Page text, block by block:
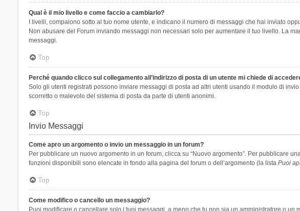
Qual è il mio livello e come faccio a cambiarlo?
I livelli, compaiono sotto al tuo nome utente, e indicano il numero di messaggi che hai inviato
Non abusare del Forum inviando messaggi non necessari solo per aumentare il tuo livello. La
messaggi.
Top
Perché quando clicco sul collegamento all’indirizzo di posta di un utente mi chiede di
Solo gli utenti registrati possono inviare messaggi di posta ad altri utenti usando il modulo di
scorretto o malevolo del sistema di posta da parte di utenti anonimi.
Top
Invio Messaggi
Come apro un argomento o invio un messaggio in un forum?
Per pubblicare un nuovo argomento in un forum, clicca su “Nuovo argomento”. Per pubblicare
funzioni disponibili sono elencate in fondo alla pagina del forum o dell’argomento (la lista Puoi
Top
Come modifico o cancello un messaggio?
Puoi modificare o cancellare solo i tuoi messaggi, a meno che tu non sia un amministratore o